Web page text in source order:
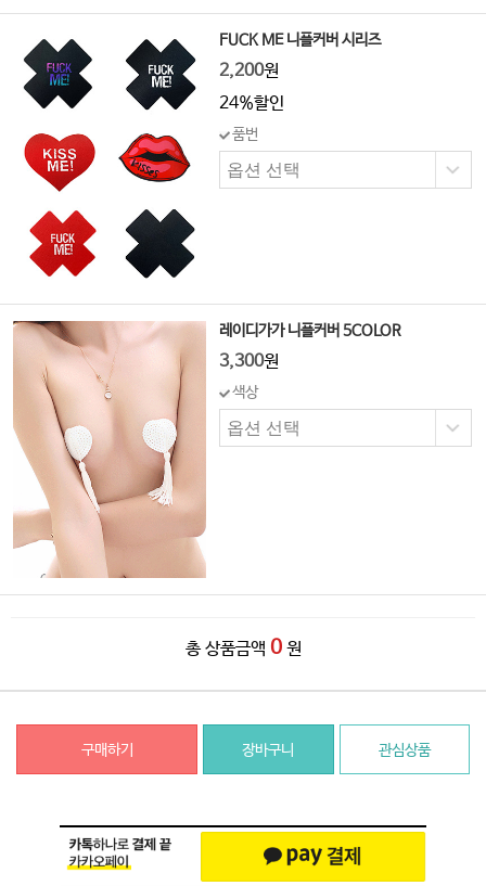
FUCK ME 니플커버 시리즈
2,200원
24%할인
품번
레이디가가 니플커버 5COLOR
3,300원
색상
총 상품금액 0 원
구매하기 장바구니 관심상품